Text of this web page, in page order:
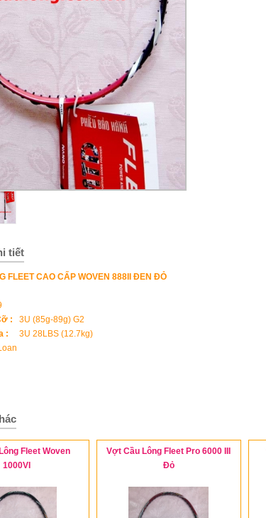
tiết
FLEET CAO CẤP WOVEN 888II ĐEN ĐỎ
: 3U (85g-89g) G2
: 3U 28LBS (12.7kg)
Fleet Woven
1000VI
Vợt Cầu Lông Fleet Pro 6000 III
Đỏ